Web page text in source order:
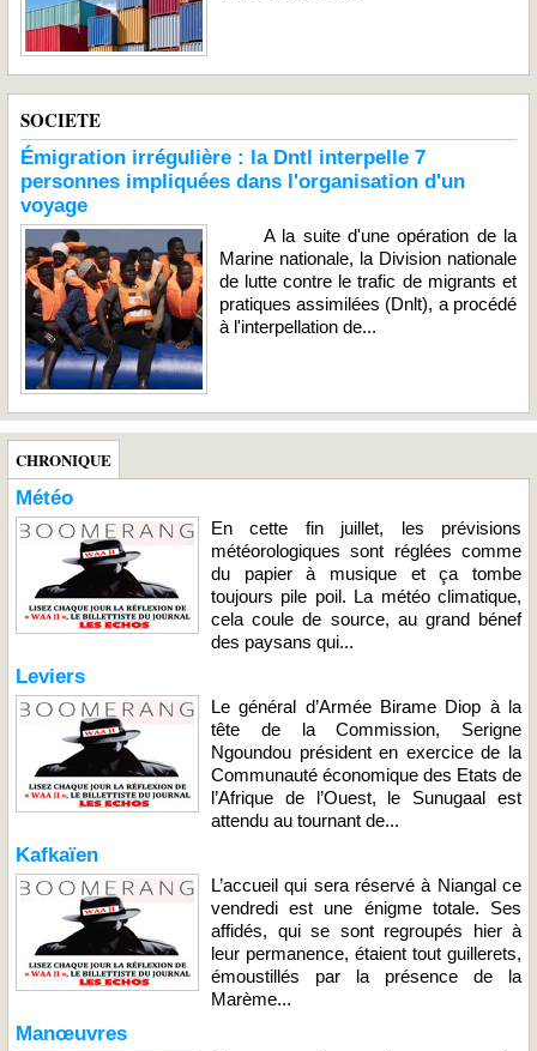
SOCIETE
Émigration irrégulière : la Dntl interpelle 7
personnes impliquées dans l'organisation d'un
voyage
A la suite d'une opération de la
Marine nationale, la Division nationale
de lutte contre le trafic de migrants et
pratiques assimilées (Dnlt), a procédé
à l'interpellation de...
CHRONIQUE
Météo
En cette fin juillet, les prévisions
météorologiques sont réglées comme
du papier à musique et ça tombe
toujours pile poil. La météo climatique,
cela coule de source, au grand bénef
des paysans qui...
Leviers
Le général d’Armée Birame Diop à la
tête de la Commission, Serigne
Ngoundou président en exercice de la
Communauté économique des Etats de
l’Afrique de l’Ouest, le Sunugaal est
attendu au tournant de...
Kafkaïen
L’accueil qui sera réservé à Niangal ce
vendredi est une énigme totale. Ses
affidés, qui se sont regroupés hier à
leur permanence, étaient tout guillerets,
émoustillés par la présence de la
Marème...
Manœuvres